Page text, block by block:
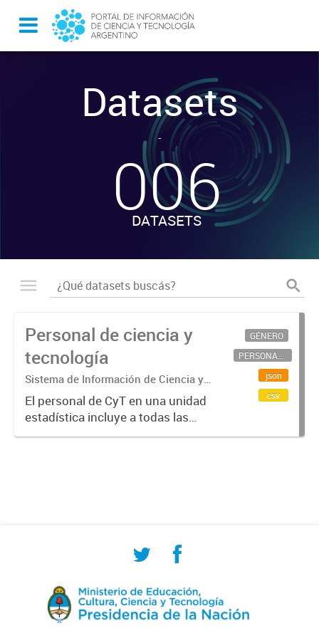
Datasets
-
006
DATASETS
Personal de ciencia y
tecnología
Sistema de Información de Ciencia y
Tecnología Argentino (SICYTAR)
El personal de CyT en una unidad
estadística incluye a todas las
personas involucradas
GÉNERO
PERSONAL CIENTÍFICO-TECNOLÓGICO
json
csv